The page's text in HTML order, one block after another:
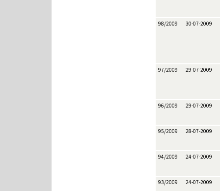
98/2009 30-07-2009
97/2009 29-07-2009
96/2009 29-07-2009
95/2009 28-07-2009
94/2009 24-07-2009
93/2009 24-07-2009